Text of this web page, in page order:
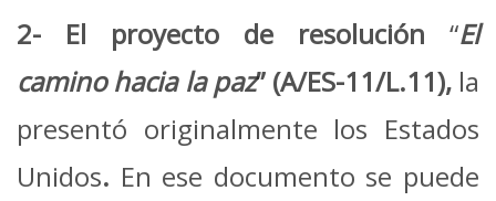
2- El proyecto de resolución “El
camino hacia la paz” (A/ES-11/L.11), la
presentó originalmente los Estados
Unidos. En ese documento se puede